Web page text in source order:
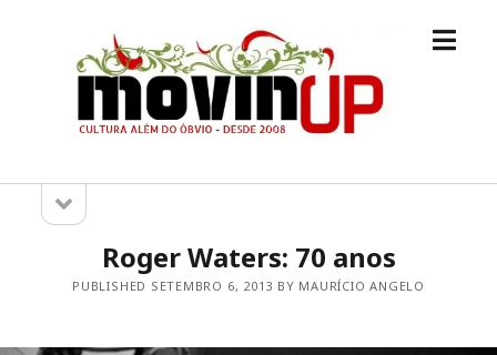
M.O.V.I.N
[UP]
open
Sidebarsidebar
Roger Waters: 70 anos
PUBLISHED SETEMBRO 6, 2013 BY MAURÍCIO ANGELO